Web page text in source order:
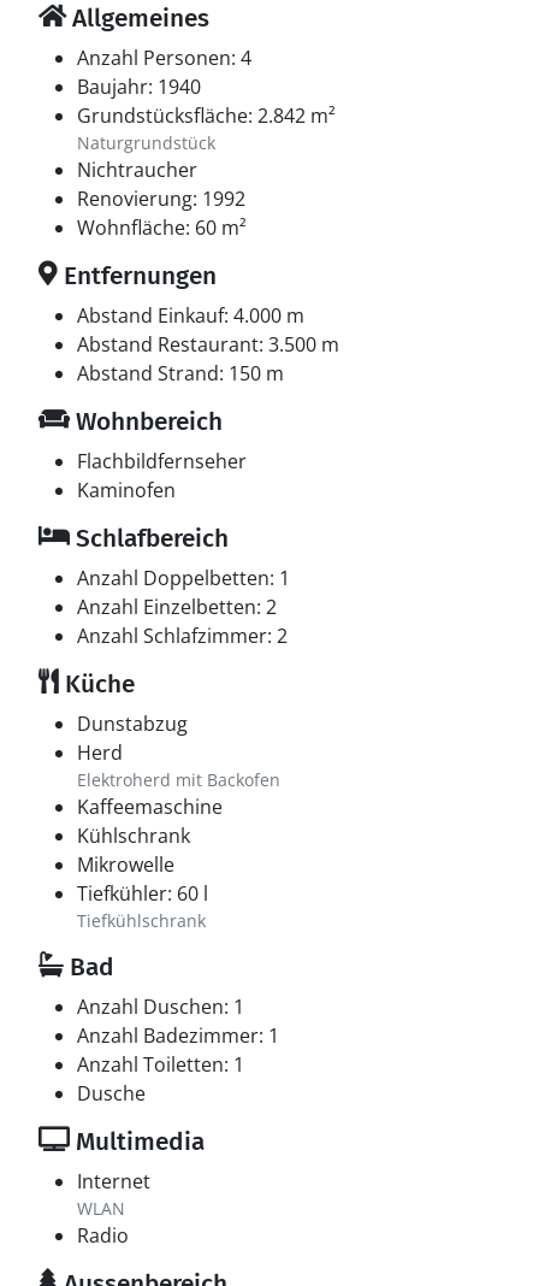
Allgemeines
Anzahl Personen: 4
Baujahr: 1940
Grundstücksfläche: 2.842 m²
Naturgrundstück
Nichtraucher
Renovierung: 1992
Wohnfläche: 60 m²
Entfernungen
Abstand Einkauf: 4.000 m
Abstand Restaurant: 3.500 m
Abstand Strand: 150 m
Wohnbereich
Flachbildfernseher
Kaminofen
Schlafbereich
Anzahl Doppelbetten: 1
Anzahl Einzelbetten: 2
Anzahl Schlafzimmer: 2
Küche
Dunstabzug
Herd
Elektroherd mit Backofen
Kaffeemaschine
Kühlschrank
Mikrowelle
Tiefkühler: 60 l
Tiefkühlschrank
Bad
Anzahl Duschen: 1
Anzahl Badezimmer: 1
Anzahl Toiletten: 1
Dusche
Multimedia
Internet
WLAN
Radio